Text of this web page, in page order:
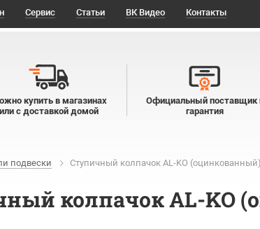
Сервис Статьи ВК Видео Контакты
купить в магазинах
или с доставкой домой
Официальный поставщик
гарантия
подвески Ступичный колпачок AL-KO
колпачок AL-KO